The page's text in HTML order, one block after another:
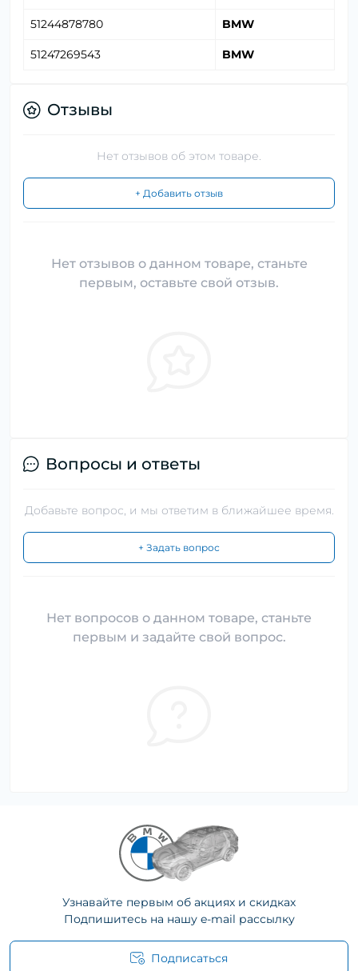
51244878780 BMW
51247269543 BMW
Отзывы
Нет отзывов об этом товаре.
+ Добавить отзыв
Нет отзывов о данном товаре, станьте
первым, оставьте свой отзыв.
Вопросы и ответы
Добавьте вопрос, и мы ответим в ближайшее время.
+ Задать вопрос
Нет вопросов о данном товаре, станьте
первым и задайте свой вопрос.
Узнавайте первым об акциях и скидках
Подпишитесь на нашу e-mail рассылку
Подписаться